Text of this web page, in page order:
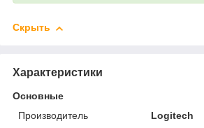
Скрыть
Характеристики
Основные
Производитель
Logitech